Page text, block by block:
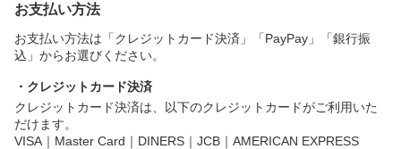
お支払い方法
お支払い方法は「クレジットカード決済」「PayPay」「銀行振
込」からお選びください。
・クレジットカード決済
クレジットカード決済は、以下のクレジットカードがご利用いた
だけます。
VISA｜Master Card｜DINERS｜JCB｜AMERICAN EXPRESS